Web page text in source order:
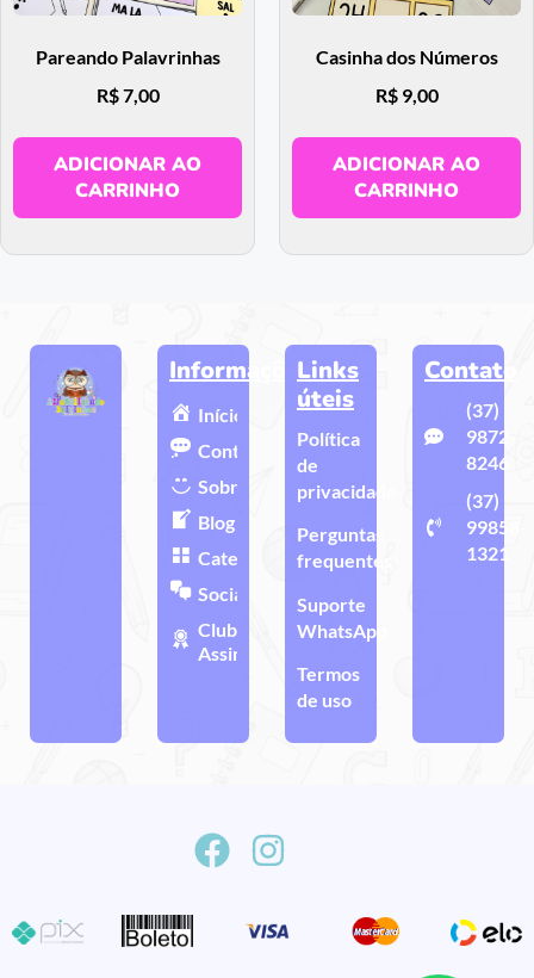
Pareando Palavrinhas
R$7,00
ADICIONAR AO
CARRINHO
Casinha dos Números
R$9,00
ADICIONAR AO
CARRINHO
Informações
Início
Contato
Sobre
Blog
Categorias
Sociais
Clube de
Assinatura
Links
úteis
Política
de
privacidade
Perguntas
frequentes
Suporte
WhatsApp
Termos
de uso
Contato
(37)
9872-
8246
(37)
99858-
1321